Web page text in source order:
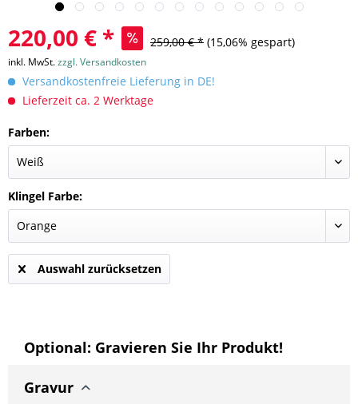
220,00 € * 259,00 € * (15,06% gespart)
inkl. MwSt.zzgl. Versandkosten
Versandkostenfreie Lieferung in DE!
Lieferzeit ca. 2 Werktage
Farben:
Klingel Farbe:
Auswahl zurücksetzen
Optional: Gravieren Sie Ihr Produkt!
Gravur